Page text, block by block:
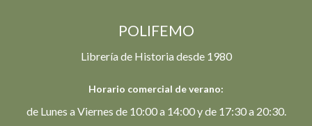
POLIFEMO
Librería de Historia desde 1980
Horario comercial de verano:
de Lunes a Viernes de 10:00 a 14:00 y de 17:30 a 20:30.